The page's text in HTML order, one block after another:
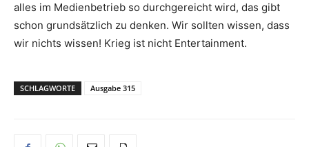
alles im Medienbetrieb so durchgereicht wird, das gibt
schon grundsätzlich zu denken. Wir sollten wissen, dass
wir nichts wissen! Krieg ist nicht Entertainment.
SCHLAGWORTE Ausgabe 315